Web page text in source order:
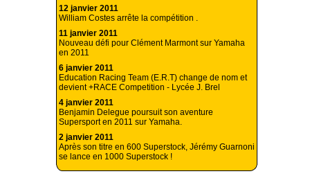
12 janvier 2011
William Costes arrête la compétition .
11 janvier 2011
Nouveau défi pour Clément Marmont sur Yamaha
en 2011
6 janvier 2011
Education Racing Team (E.R.T) change de nom et
devient +RACE Competition - Lycée J. Brel
4 janvier 2011
Benjamin Delegue poursuit son aventure
Supersport en 2011 sur Yamaha.
2 janvier 2011
Après son titre en 600 Superstock, Jérémy Guarnoni
se lance en 1000 Superstock !